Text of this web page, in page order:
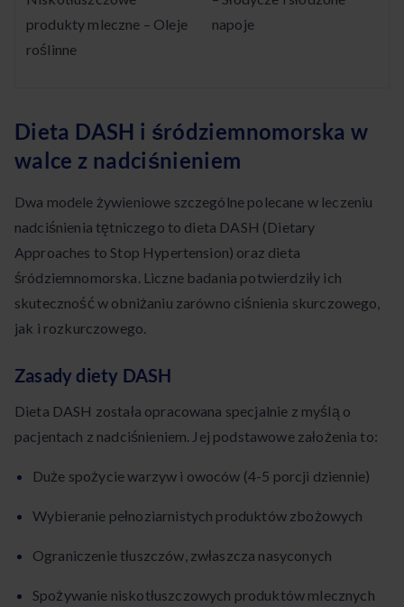
produkty mleczne – Oleje
roślinne
napoje
Dieta DASH i śródziemnomorska w
walce z nadciśnieniem
Dwa modele żywieniowe szczególne polecane w leczeniu
nadciśnienia tętniczego to dieta DASH (Dietary
Approaches to Stop Hypertension) oraz dieta
śródziemnomorska. Liczne badania potwierdziły ich
skuteczność w obniżaniu zarówno ciśnienia skurczowego,
jak i rozkurczowego.
Zasady diety DASH
Dieta DASH została opracowana specjalnie z myślą o
pacjentach z nadciśnieniem. Jej podstawowe założenia to:
Duże spożycie warzyw i owoców (4-5 porcji dziennie)
Wybieranie pełnoziarnistych produktów zbożowych
Ograniczenie tłuszczów, zwłaszcza nasyconych
Spożywanie niskotłuszczowych produktów mlecznych